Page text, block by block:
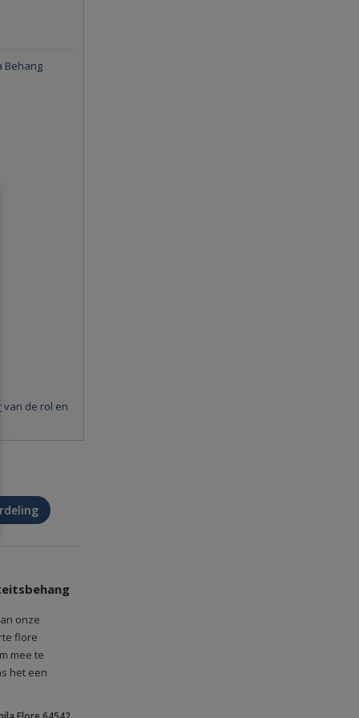
Behang
van de rol en
onze
flore
mee te
het een